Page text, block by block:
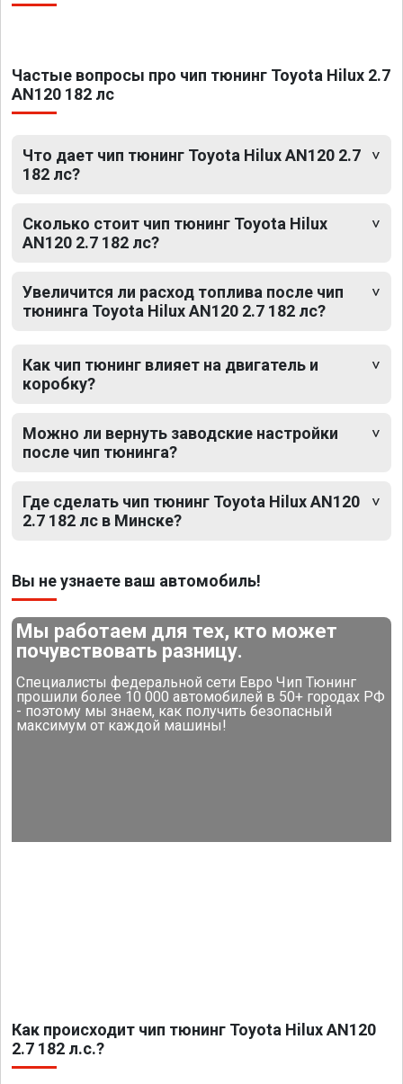
Частые вопросы про чип тюнинг Toyota Hilux 2.7
AN120 182 лс
Что дает чип тюнинг Toyota Hilux AN120 2.7
182 лс?
Сколько стоит чип тюнинг Toyota Hilux
AN120 2.7 182 лс?
Увеличится ли расход топлива после чип
тюнинга Toyota Hilux AN120 2.7 182 лс?
Как чип тюнинг влияет на двигатель и
коробку?
Можно ли вернуть заводские настройки
после чип тюнинга?
Где сделать чип тюнинг Toyota Hilux AN120
2.7 182 лс в Минске?
Вы не узнаете ваш автомобиль!
Мы работаем для тех, кто может
почувствовать разницу.
Специалисты федеральной сети Евро Чип Тюнинг
прошили более 10 000 автомобилей в 50+ городах РФ
- поэтому мы знаем, как получить безопасный
максимум от каждой машины!
Как происходит чип тюнинг Toyota Hilux AN120
2.7 182 л.с.?